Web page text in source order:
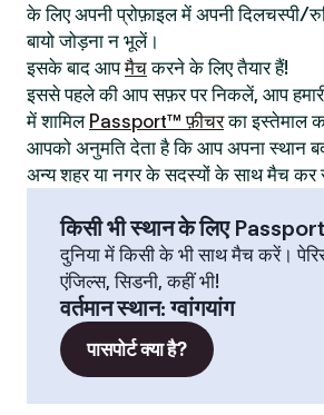
के लिए अपनी प्रोफ़ाइल में अपनी दिलचस्पी/
बायो जोड़ना न भूलें।
इसके बाद आपमैचकरने के लिए तैयार हैं!
इससे पहले की आप सफ़र पर निकलें, आप
में शामिल Passport™ फ़ीचरका इस्तेमाल
आपको अनुमति देता है कि आप अपना स्थान
अन्य शहर या नगर के सदस्यों के साथ मैच
किसी भी स्थान के लिए
दुनिया में किसी के भी साथ मैच करें।
एंजिल्स, सिडनी, कहीं भी!
वर्तमान स्थान:ग्वांगयांग
पासपोर्ट क्या है?